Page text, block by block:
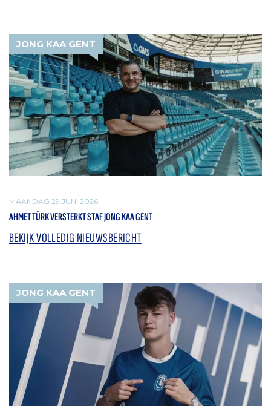
JONG KAA GENT
MAANDAG 29 JUNI 2026
AHMET TÜRK VERSTERKT STAF JONG KAA GENT
BEKIJK VOLLEDIG NIEUWSBERICHT
JONG KAA GENT